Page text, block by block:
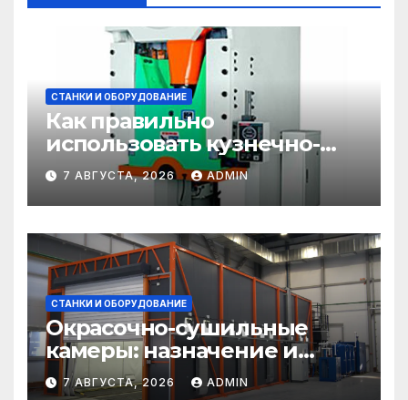
СТАНКИ И ОБОРУДОВАНИЕ
Как правильно
использовать кузнечно-
прессовое оборудование
7 АВГУСТА, 2026 ADMIN
СТАНКИ И ОБОРУДОВАНИЕ
Окрасочно-сушильные
камеры: назначение и
области применения
7 АВГУСТА, 2026 ADMIN